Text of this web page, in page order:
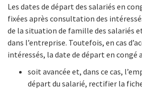
Les dates de départ des salariés en
fixées après consultation des
de la situation de famille des salariés
dans l’entreprise. Toutefois, en cas
intéressés, la date de départ en congé
soit avancée et, dans ce cas,
départ du salarié, rectifier la